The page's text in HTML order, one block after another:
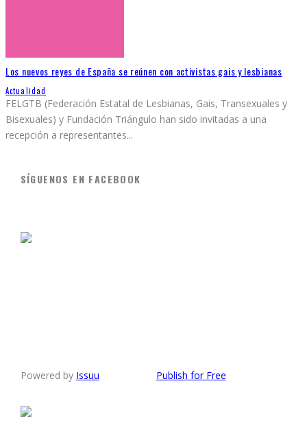
Los nuevos reyes de España se reúnen con activistas gais y lesbianas
Actualidad
FELGTB (Federación Estatal de Lesbianas, Gais, Transexuales y
Bisexuales) y Fundación Triángulo han sido invitadas a una
recepción a representantes...
SÍGUENOS EN FACEBOOK
Powered by Issuu Publish for Free